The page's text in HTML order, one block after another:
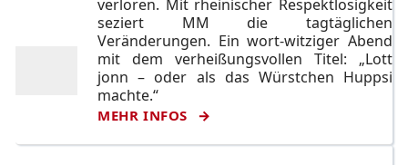
verloren. Mit rheinischer Respektlosigkeit
seziert MM die tagtäglichen
Veränderungen. Ein wort-witziger Abend
mit dem verheißungsvollen Titel: „Lott
jonn – oder als das Würstchen Huppsi
machte.“
MEHR INFOS